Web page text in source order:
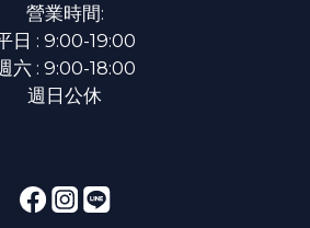
營業時間:
日 : 9:00-19:00
六 : 9:00-18:00
週日公休